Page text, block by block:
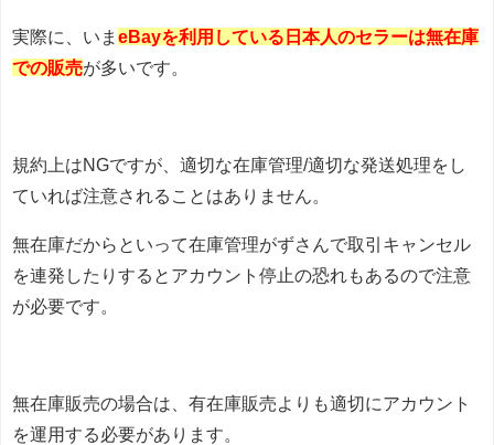
実際に、いま eBayを利用している日本人のセラーは無在庫
での販売が多いです。
規約上はNGですが、適切な在庫管理/適切な発送処理をし
ていれば注意されることはありません。
無在庫だからといって在庫管理がずさんで取引キャンセル
を連発したりするとアカウント停止の恐れもあるので注意
が必要です。
無在庫販売の場合は、有在庫販売よりも適切にアカウント
を運用する必要があります。